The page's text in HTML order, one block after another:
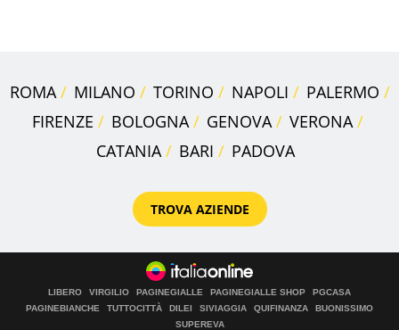
ROMA MILANO TORINO NAPOLI
PALERMO
FIRENZE
BOLOGNA GENOVA
VERONA
CATANIA
BARI PADOVA
TROVA AZIENDE
LIBERO VIRGILIO PAGINEGIALLE PAGINEGIALLE SHOP
PGCASA
PAGINEBIANCHE
TUTTOCITTÀ DILEI SIVIAGGIA QUIFINANZA
BUONISSIMO
SUPEREVA